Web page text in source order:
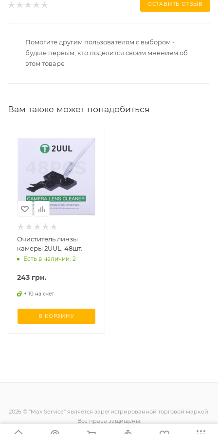
ОСТАВИТЬ ОТЗЫВ
Помогите другим пользователям с выбором -
будьте первым, кто поделится своим мнением об
этом товаре
Вам также может понадобиться
Очиститель линзы
камеры 2UUL, 48шт.
Есть в наличии: 2
243 грн.
+ 10 на счет
В КОРЗИНУ
2026 © “Max Service” является зарегистрированной торговой маркой.
Все права защищены.